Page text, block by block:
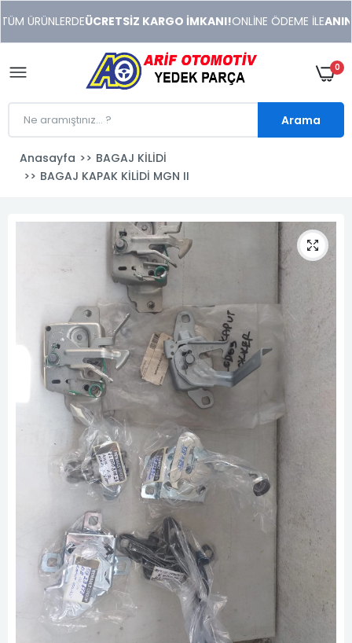
xonusu
veren
sitolar
ÜRÜNLERDEÜCRETSİZ KARGO İMKANI!ONLİNE ÖDEME İLE
0
Arama
Anasayfa
BAGAJ KİLİDİ
BAGAJ KAPAK KİLİDİ MGN II